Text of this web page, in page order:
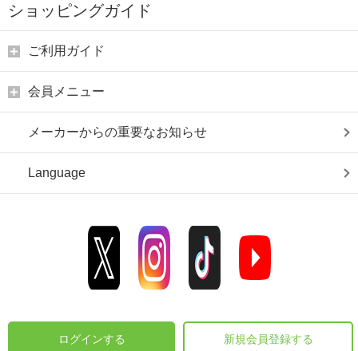
ショッピングガイド
ご利用ガイド
会員メニュー
メーカーからの重要なお知らせ
Language
ログインする 新規会員登録する